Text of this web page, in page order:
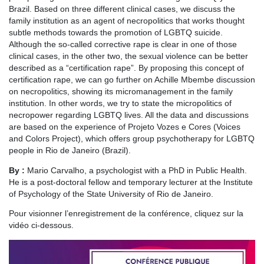
Brazil. Based on three different clinical cases, we discuss the
family institution as an agent of necropolitics that works thought
subtle methods towards the promotion of LGBTQ suicide.
Although the so-called corrective rape is clear in one of those
clinical cases, in the other two, the sexual violence can be better
described as a “certification rape”. By proposing this concept of
certification rape, we can go further on Achille Mbembe discussion
on necropolitics, showing its micromanagement in the family
institution. In other words, we try to state the micropolitics of
necropower regarding LGBTQ lives. All the data and discussions
are based on the experience of Projeto Vozes e Cores (Voices
and Colors Project), which offers group psychotherapy for LGBTQ
people in Rio de Janeiro (Brazil).
By : Mario Carvalho, a psychologist with a PhD in Public Health.
He is a post-doctoral fellow and temporary lecturer at the Institute
of Psychology of the State University of Rio de Janeiro.
Pour visionner l’enregistrement de la conférence, cliquez sur la
vidéo ci-dessous.